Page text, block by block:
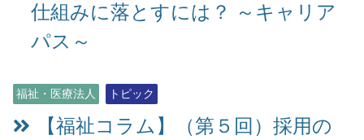
仕組みに落とすには？ ～キャリア
パス～
福祉・医療法人 トピック
【福祉コラム】（第５回）採用の